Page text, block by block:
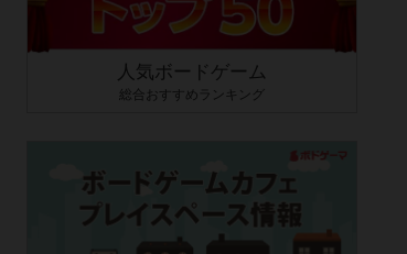
人気ボードゲーム
総合おすすめランキング